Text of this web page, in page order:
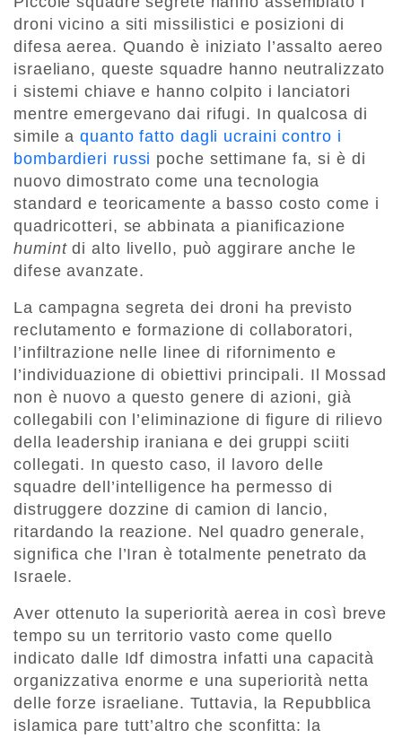
droni vicino a siti missilistici e posizioni di
difesa aerea. Quando è iniziato l’assalto aereo
israeliano, queste squadre hanno neutralizzato
i sistemi chiave e hanno colpito i lanciatori
mentre emergevano dai rifugi. In qualcosa di
simile aquanto fatto dagli ucraini contro i
bombardieri russi poche settimane fa, si è di
nuovo dimostrato come una tecnologia
standard e teoricamente a basso costo come i
quadricotteri, se abbinata a pianificazione
humintdi alto livello, può aggirare anche le
difese avanzate.
La campagna segreta dei droni ha previsto
reclutamento e formazione di collaboratori,
l’infiltrazione nelle linee di rifornimento e
l’individuazione di obiettivi principali. Il Mossad
non è nuovo a questo genere di azioni, già
collegabili con l’eliminazione di figure di rilievo
della leadership iraniana e dei gruppi sciiti
collegati. In questo caso, il lavoro dell e
squadre dell’intelligence ha permesso di
distruggere dozzine di camion di lancio,
ritardando la reazione. Nel quadro generale,
significa che l’Iran è totalmente penetrato da
Israele.
Aver ottenuto la superiorità aerea in così breve
tempo su un territorio vasto come quello
indicato dalle Idf dimostra infatti una capacità
organizzativa enorme e una superiorità netta
delle forze israeliane. Tuttavia, la Repubblica
islamica pare tutt’altro che sconfitta: la